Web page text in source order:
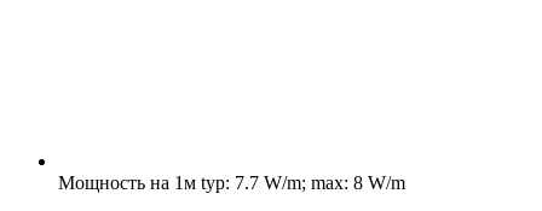
Мощность на 1м typ: 7.7 W/m; max: 8 W/m